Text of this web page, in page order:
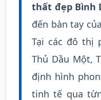
thất đẹp Bình
đến bàn tay
Tại các đô thị
Thủ Dầu Một,
định hình
tinh tế qua